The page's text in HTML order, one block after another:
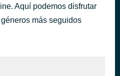
Aquí podemos disfrutar
más seguidos